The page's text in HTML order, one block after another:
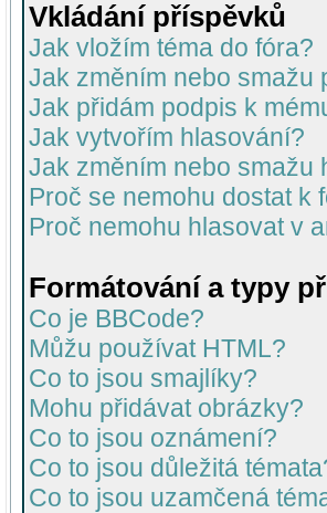
Vkládání příspěvků
Jak vložím téma do fóra?
Jak změním nebo smažu
Jak přidám podpis k
Jak vytvořím hlasování?
Jak změním nebo smažu
Proč se nemohu dostat k
Proč nemohu hlasovat v
Formátování a typy
Co je BBCode?
Můžu používat HTML?
Co to jsou smajlíky?
Mohu přidávat obrázky?
Co to jsou oznámení?
Co to jsou důležitá
Co to jsou uzamčená